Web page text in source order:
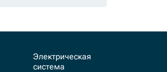
Электрическая
система